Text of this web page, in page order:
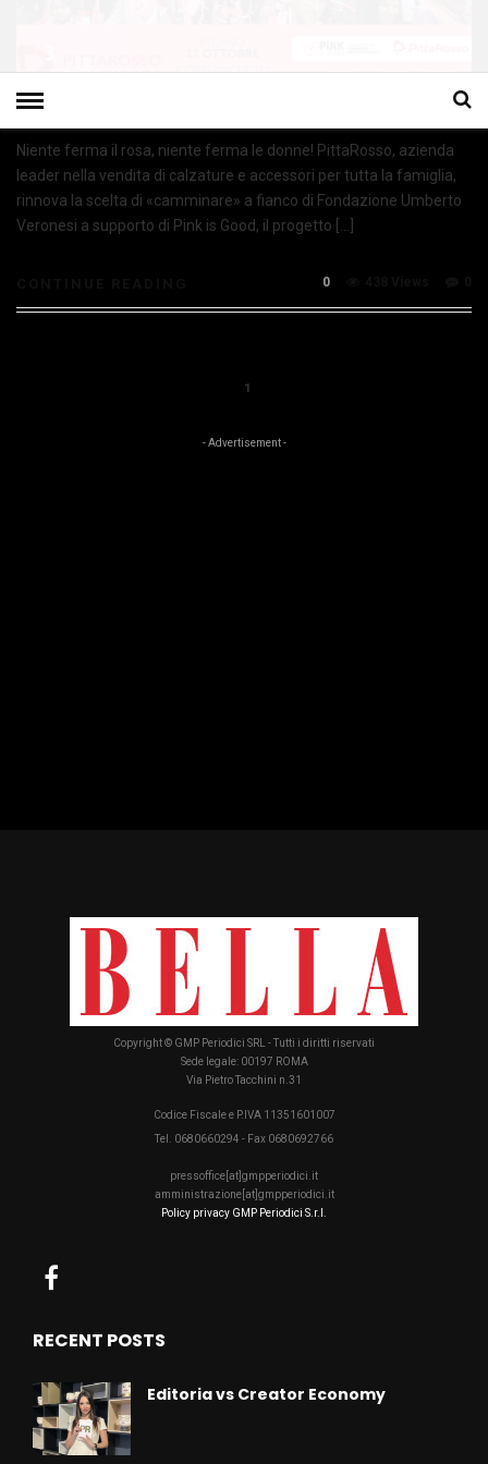
Niente ferma il rosa, niente ferma le donne! PittaRosso, azienda
leader nella vendita di calzature e accessori per tutta la famiglia,
rinnova la scelta di «camminare» a fianco di Fondazione Umberto
Veronesi a supporto di Pink is Good, il progetto […]
0
1
- Advertisement -
Copyright © GMP Periodici SRL - Tutti i diritti riservati
Sede legale: 00197 ROMA
Via Pietro Tacchini n.31
Codice Fiscale e P.IVA 11351601007
Tel. 0680660294 - Fax 0680692766
pressoffice[at]gmpperiodici.it
amministrazione[at]gmpperiodici.it
Policy privacy GMP Periodici S.r.l.
RECENT POSTS
Editoria vs Creator Economy